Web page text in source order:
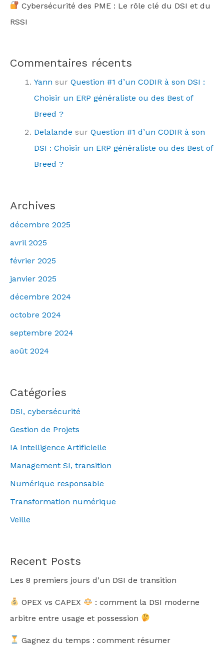
Cybersécurité des PME : Le rôle clé du DSI et du
RSSI
Commentaires récents
Yann sur Question #1 d’un CODIR à son DSI :
Choisir un ERP généraliste ou des Best of
Breed ?
Delalande sur Question #1 d’un CODIR à son
DSI : Choisir un ERP généraliste ou des Best of
Breed ?
Archives
décembre 2025
avril 2025
février 2025
janvier 2025
décembre 2024
octobre 2024
septembre 2024
août 2024
Catégories
DSI, cybersécurité
Gestion de Projets
IA Intelligence Artificielle
Management SI, transition
Numérique responsable
Transformation numérique
Veille
Recent Posts
Les 8 premiers jours d’un DSI de transition
OPEX vs CAPEX
: comment la DSI moderne
arbitre entre usage et possession
Gagnez du temps : comment résumer